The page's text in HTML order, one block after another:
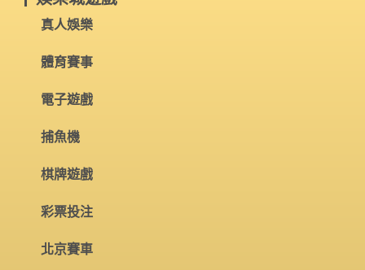
真人娛樂
體育賽事
電子遊戲
捕魚機
棋牌遊戲
彩票投注
北京賽車